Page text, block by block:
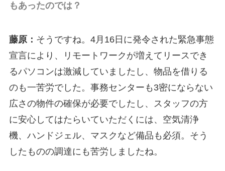
もあったのでは？
藤原： そうですね。4月16日に発令された緊急事態
宣言により、リモートワークが増えてリースでき
るパソコンは激減していましたし、物品を借りる
のも一苦労でした。事務センターも3密にならない
広さの物件の確保が必要でしたし、スタッフの方
に安心してはたらいていただくには、空気清浄
機、ハンドジェル、マスクなど備品も必須。そう
したものの調達にも苦労しましたね。